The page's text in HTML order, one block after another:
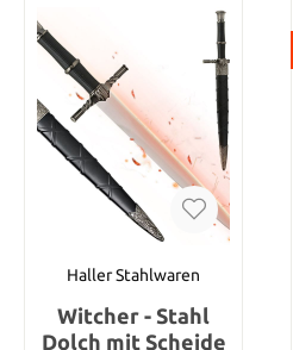
Haller Stahlwaren
Witcher - Stahl
Dolch mit Scheide